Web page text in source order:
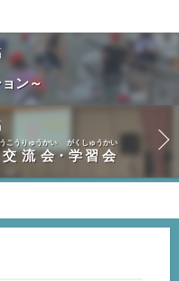
ン～
流会
こうりゅうかい
・学習会
がくしゅうかい